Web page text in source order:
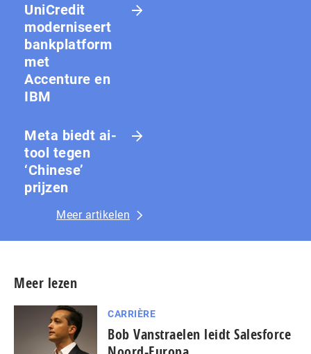
UniCredit
moderniseert
bankplatform
met
Accenture en
IBM
Meta biedt ai-
tool tegen
‘Chinese’
prijzen
Meer artikelen
Meer lezen
CARRIÈRE
Bob Vanstraelen leidt Salesforce